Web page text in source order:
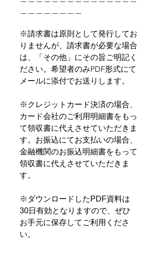
※請求書は原則として発行してお
りませんが、請求書が必要な場合
は、「その他」にその旨ご明記く
ださい。希望者のみPDF形式にて
メールに添付でお送りします。
※クレジットカード決済の場合、
カード会社のご利用明細書をもっ
て領収書に代えさせていただきま
す。お振込にてお支払いの場合、
金融機関のお振込明細書をもって
領収書に代えさせていただきま
す。
※ダウンロードしたPDF資料は
30日有効となりますので、ぜひ
お手元に保存してご利用くださ
い。